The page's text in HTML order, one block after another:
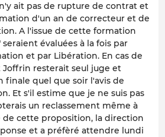
ait pas de rupture de contrat et
d'un an de correcteur et de
A l'issue de cette formation
évaluées à la fois par
et par Libération. En cas de
Joffrin resterait seul juge et
finale quel que soir l'avis de
Et s'il estime que je ne suis pas
un reclassement même à
de cette proposition, la direction
et a préfèré attendre lundi